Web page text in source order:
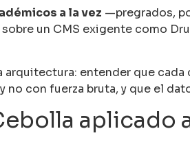
a la vez —pregrados,
un CMS exigente como
entender que
con fuerza bruta, y que el
aplicado